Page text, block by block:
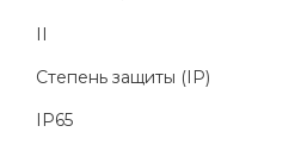
II
Степень защиты (IP)
IP65